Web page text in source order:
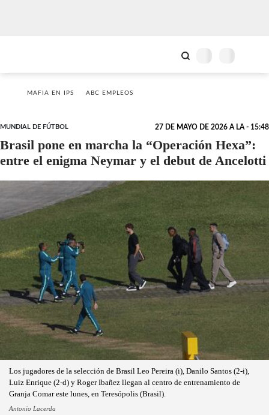
MAFIA EN IPS ABC EMPLEOS
MUNDIAL DE FÚTBOL 27 DE MAYO DE 2026 A LA - 15:48
Brasil pone en marcha la “Operación Hexa”:
entre el enigma Neymar y el debut de Ancelotti
Los jugadores de la selección de Brasil Leo Pereira (i), Danilo Santos (2-i),
Luiz Enrique (2-d) y Roger Ibañez llegan al centro de entrenamiento de
Granja Comar este lunes, en Teresópolis (Brasil).
Antonio Lacerda